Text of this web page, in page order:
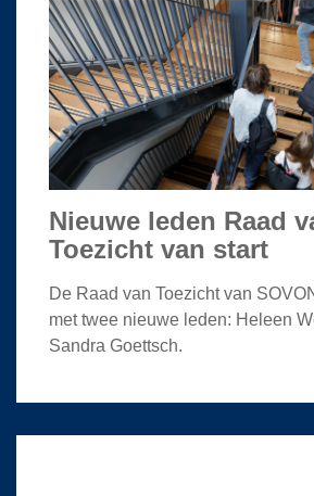
Nieuwe leden Raad
Toezicht van start
De Raad van Toezicht van
met twee nieuwe leden: Heleen
Sandra Goettsch.